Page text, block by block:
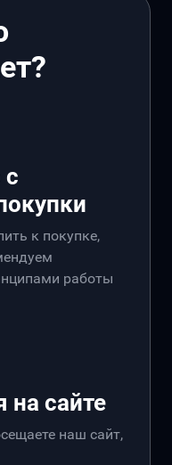
к покупке,
работы
на сайте
наш сайт,